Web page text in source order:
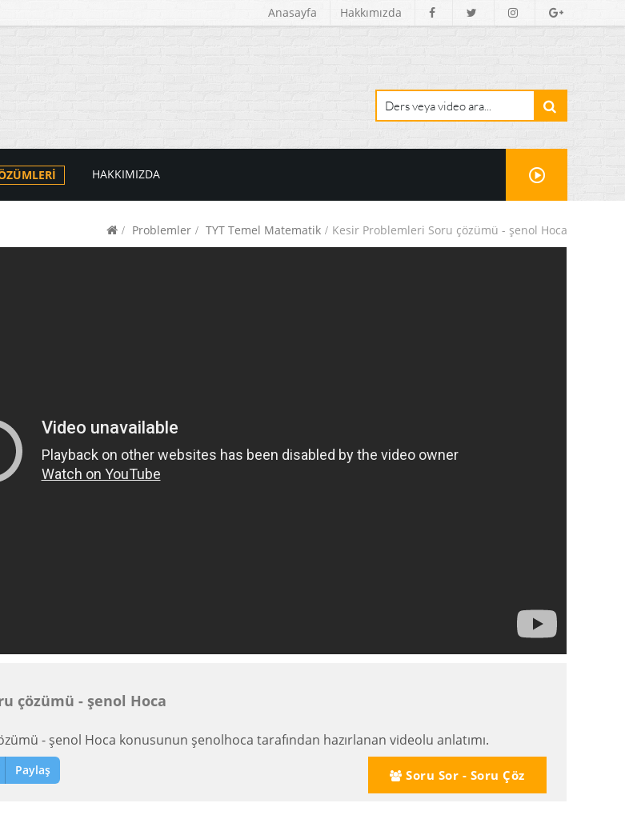
Anasayfa Hakkımızda
HAKKIMIZDA
Problemler TYT Temel Matematik Kesir Problemleri Soru çözümü - şenol Hoca
çözümü - şenol Hoca
- şenol Hoca konusunun şenolhoca tarafından hazırlanan videolu anlatımı.
Paylaş Soru Sor - Soru Çöz